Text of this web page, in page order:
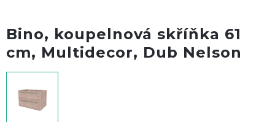
Bino, koupelnová skříňka 61
cm, Multidecor, Dub Nelson